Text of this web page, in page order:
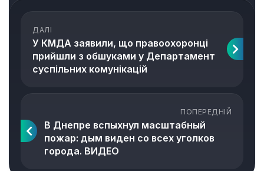
ДАЛІ
У КМДА заявили, що правоохоронці
прийшли з обшуками у Департамент
суспільних комунікацій
ПОПЕРЕДНІЙ
В Днепре вспыхнул масштабный
пожар: дым виден со всех уголков
города. ВИДЕО